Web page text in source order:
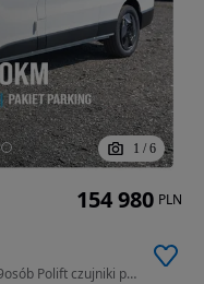
1 / 6
1997 cm3 • 150 KM • Kombi L2H1 GRAND 9osób Polift czujniki przód/bok/tył
154 980 PLN